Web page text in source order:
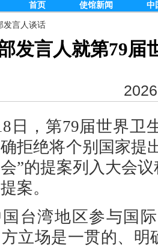
首页 使馆新闻 中
发言人谈话
发言人就第79届
日，第79届世界卫
拒绝将个别国家提
”的提案列入大会
案。
台湾地区参与国
立场是一贯的、